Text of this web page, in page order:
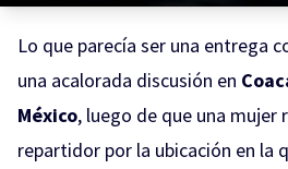
Lo que parecía ser una entrega
una acalorada discusión en
México, luego de que una mujer
repartidor por la ubicación en la